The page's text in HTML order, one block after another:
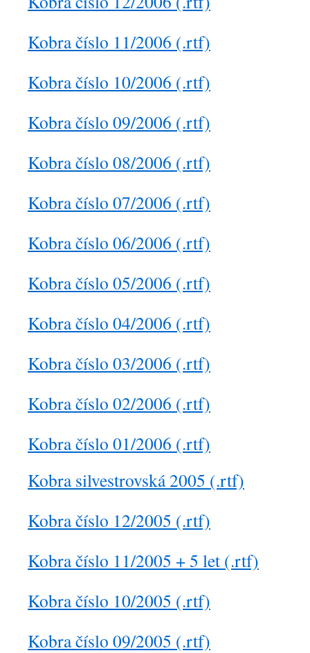
Kobra číslo 11/2006 (.rtf)
Kobra číslo 10/2006 (.rtf)
Kobra číslo 09/2006 (.rtf)
Kobra číslo 08/2006 (.rtf)
Kobra číslo 07/2006 (.rtf)
Kobra číslo 06/2006 (.rtf)
Kobra číslo 05/2006 (.rtf)
Kobra číslo 04/2006 (.rtf)
Kobra číslo 03/2006 (.rtf)
Kobra číslo 02/2006 (.rtf)
Kobra číslo 01/2006 (.rtf)
Kobra silvestrovská 2005 (.rtf)
Kobra číslo 12/2005 (.rtf)
Kobra číslo 11/2005 + 5 let (.rtf)
Kobra číslo 10/2005 (.rtf)
Kobra číslo 09/2005 (.rtf)